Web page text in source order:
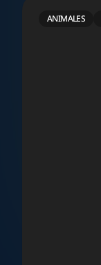
ANIMALES